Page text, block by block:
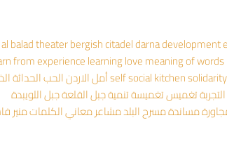
al balad theaterbergishcitadeldarnadevelopment
from experiencelearninglovemeaning of words
selfsocial kitchensolidarity أملالاردنالحبالحداثة
تغميستغميسةتنميةجبل القلعةجبل اللويبدة
مساندةمسرح البلدمشاعرمعاني الكلماتمنير